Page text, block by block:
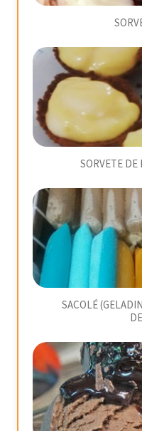
SORVETE DE
SACOLÉ